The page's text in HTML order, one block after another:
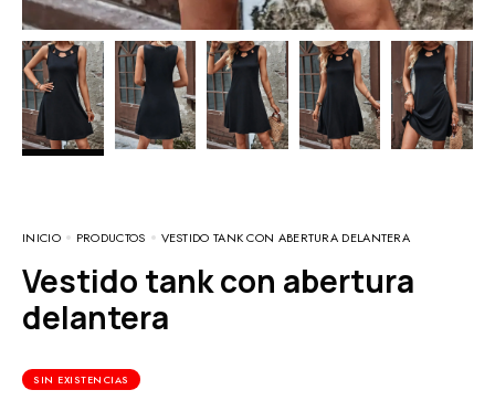
INICIO PRODUCTOS VESTIDO TANK CON ABERTURA DELANTERA
Vestido tank con abertura
delantera
SIN EXISTENCIAS